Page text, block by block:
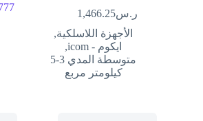
ر.س1,466.25
الأجهزة اللاسلكية,
ايكوم - icom
,
متوسطة المدي 3-5
كيلومتر مربع